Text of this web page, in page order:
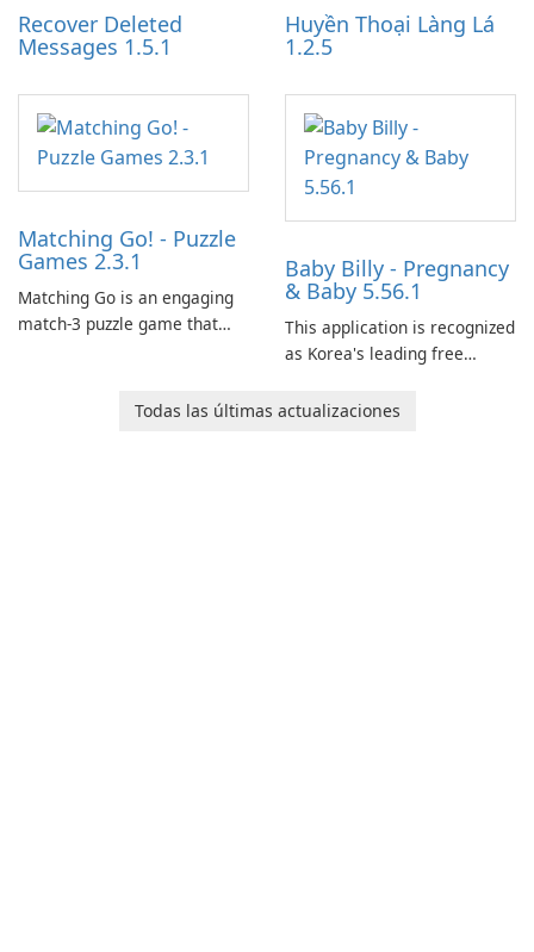
Recover Deleted
Messages 1.5.1
Huyền Thoại Làng Lá
1.2.5
Matching Go! - Puzzle
Games 2.3.1
Matching Go is an engaging
match-3 puzzle game that
Ollie, on an adventurous
Baby Billy - Pregnancy
& Baby 5.56.1
This application is recognized
as Korea's leading free
baby tracking, offering
Todas las últimas actualizaciones